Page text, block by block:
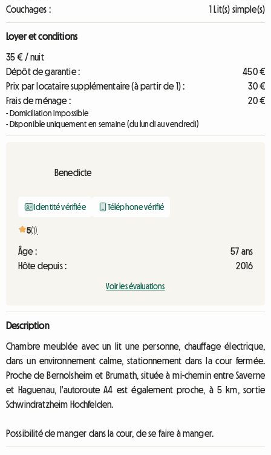
Couchages :
1 Lit(s) simple(s)
Loyer et conditions
35 € / nuit
Dépôt de garantie :
450 €
Prix par locataire supplémentaire (à partir de 1) :
30 €
Frais de ménage :
20 €
- Domiciliation impossible
- Disponible uniquement en semaine (du lundi au vendredi)
Benedicte
Identité vérifiée Téléphone vérifié
5(1)
Âge :
57 ans
Hôte depuis :
2016
Voir les évaluations
Description
Chambre meublée avec un lit une personne, chauffage électrique,
dans un environnement calme, stationnement dans la cour fermée.
Proche de Bernolsheim et Brumath, située à mi-chemin entre Saverne
et Haguenau, l'autoroute A4 est également proche, à 5 km, sortie
Schwindratzheim Hochfelden.
Possibilité de manger dans la cour, de se faire à manger.